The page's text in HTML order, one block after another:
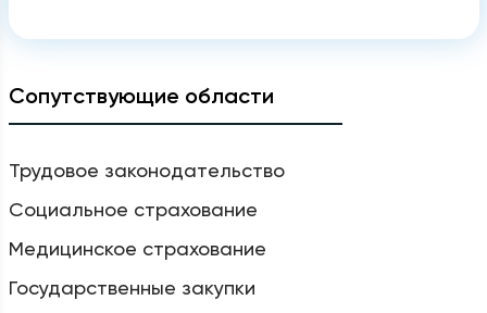
Сопутствующие области
Трудовое законодательство
Социальное страхование
Медицинское страхование
Государственные закупки